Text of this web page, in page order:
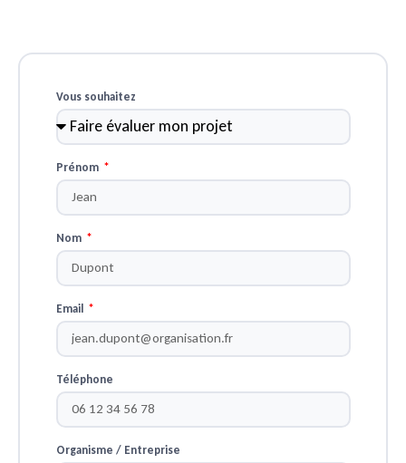
Vous souhaitez
Prénom
Nom
Email
Téléphone
Organisme / Entreprise